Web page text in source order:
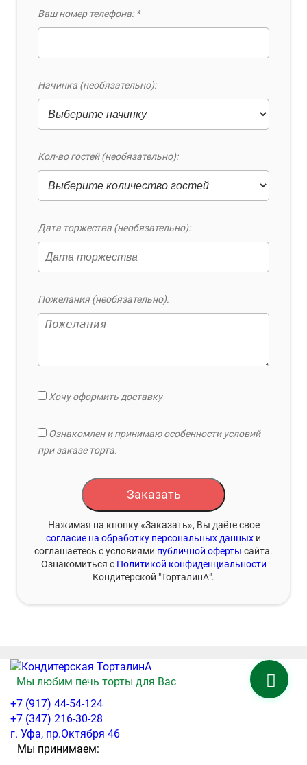
Ваш номер телефона: *
Начинка (необязательно):
Кол-во гостей (необязательно):
Дата торжества (необязательно):
Пожелания (необязательно):
Хочу оформить доставку
Ознакомлен и принимаю особенности условий
при заказе торта.
Заказать
Нажимая на кнопку «Заказать», Вы даёте свое
согласие на обработку персональных данных и
соглашаетесь с условиями публичной оферты сайта.
Ознакомиться с Политикой конфиденциальности
Кондитерской "ТорталинА".
Мы любим печь торты для Вас
+7 (917) 44-54-124
+7 (347) 216-30-28
г. Уфа, пр.Октября 46
Мы принимаем: